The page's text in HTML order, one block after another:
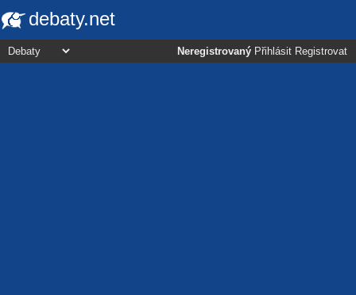
debaty.net
Neregistrovaný Přihlásit Registrovat